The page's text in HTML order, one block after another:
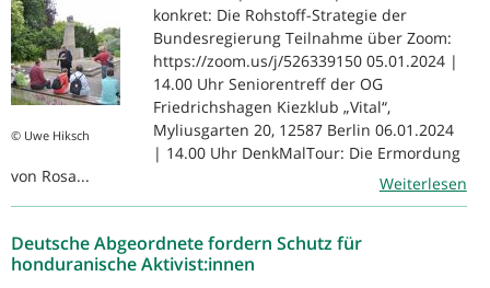
© Uwe Hiksch
konkret: Die Rohstoff-Strategie der
Bundesregierung Teilnahme über Zoom:
https://zoom.us/j/526339150 05.01.2024 |
14.00 Uhr Seniorentreff der OG
Friedrichshagen Kiezklub „Vital“,
Myliusgarten 20, 12587 Berlin 06.01.2024
| 14.00 Uhr DenkMalTour: Die Ermordung
von Rosa...
Weiterlesen
Deutsche Abgeordnete fordern Schutz für
honduranische Aktivist:innen